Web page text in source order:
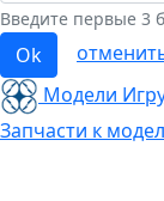
Введите первые 3
Ok
Модели
Запчасти к